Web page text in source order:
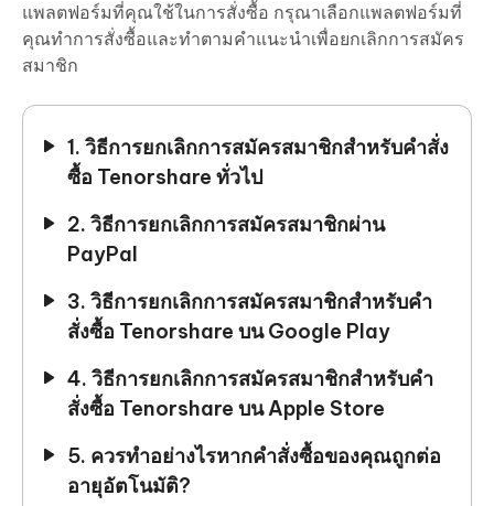
แพลตฟอร์มที่คุณใช้ในการสั่งซื้อ กรุณาเลือกแพลตฟอร์มที่
คุณทำการสั่งซื้อและทำตามคำแนะนำเพื่อยกเลิกการสมัคร
สมาชิก
1. วิธีการยกเลิกการสมัครสมาชิกสำหรับคำสั่ง
ซื้อ Tenorshare ทั่วไป
2. วิธีการยกเลิกการสมัครสมาชิกผ่าน
PayPal
3. วิธีการยกเลิกการสมัครสมาชิกสำหรับคำ
สั่งซื้อ Tenorshare บน Google Play
4. วิธีการยกเลิกการสมัครสมาชิกสำหรับคำ
สั่งซื้อ Tenorshare บน Apple Store
5. ควรทำอย่างไรหากคำสั่งซื้อของคุณถูกต่อ
อายุอัตโนมัติ?